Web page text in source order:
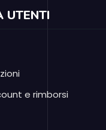
UTENTI
e rimborsi